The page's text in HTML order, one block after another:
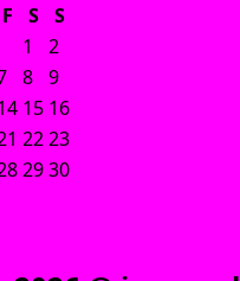
F S
S
1
2
8 9
15 16
2223
2930